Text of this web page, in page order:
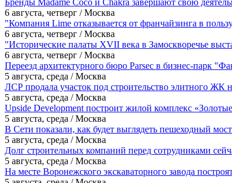
Бренды Madame Coco и Chakra завершают свою
6 августа, четверг / Москва
"Компания Lime отказывается от франчайзинга в
6 августа, четверг / Москва
"Исторические палаты XVII века в Замоскворечье
6 августа, четверг / Москва
Переезд архитектурного бюро Parsec в бизнес-парк
5 августа, среда / Москва
ЛСР продала участок под строительство элитного ЖК
5 августа, среда / Москва
Upside Development построит жилой комплекс
5 августа, среда / Москва
В Сети показали, как будет выглядеть пешеходный
5 августа, среда / Москва
Долг строительных компаний перед сотрудниками
5 августа, среда / Москва
На месте Воронежского экскаваторного завода